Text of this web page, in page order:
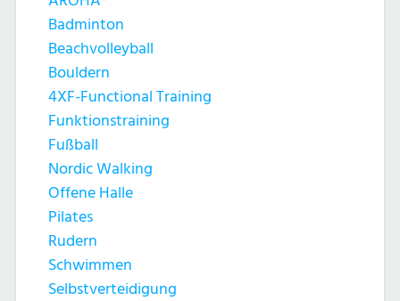
Badminton
Beachvolleyball
Bouldern
4XF-Functional Training
Funktionstraining
Fußball
Nordic Walking
Offene Halle
Pilates
Rudern
Schwimmen
Selbstverteidigung